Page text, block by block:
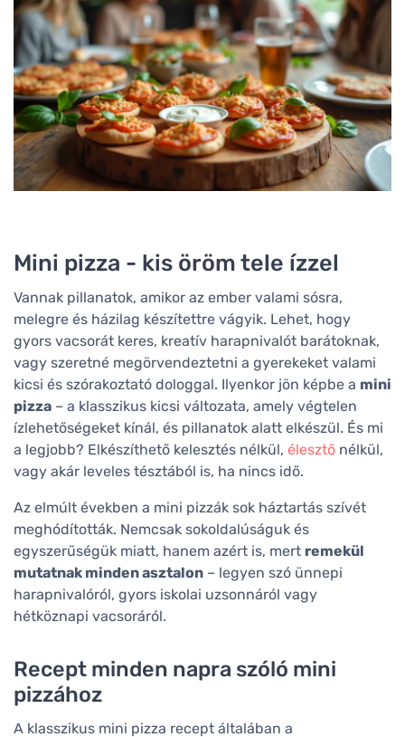
Mini pizza - kis öröm tele ízzel
Vannak pillanatok, amikor az ember valami sósra,
melegre és házilag készítettre vágyik. Lehet, hogy
gyors vacsorát keres, kreatív harapnivalót barátoknak,
vagy szeretné megörvendeztetni a gyerekeket valami
kicsi és szórakoztató dologgal. Ilyenkor jön képbe a mini
pizza – a klasszikus kicsi változata, amely végtelen
ízlehetőségeket kínál, és pillanatok alatt elkészül. És mi
a legjobb? Elkészíthető kelesztés nélkül, élesztő nélkül,
vagy akár leveles tésztából is, ha nincs idő.
Az elmúlt években a mini pizzák sok háztartás szívét
meghódították. Nemcsak sokoldalúságuk és
egyszerűségük miatt, hanem azért is, mert remekül
mutatnak minden asztalon – legyen szó ünnepi
harapnivalóról, gyors iskolai uzsonnáról vagy
hétköznapi vacsoráról.
Recept minden napra szóló mini
pizzához
A klasszikus mini pizza recept általában a